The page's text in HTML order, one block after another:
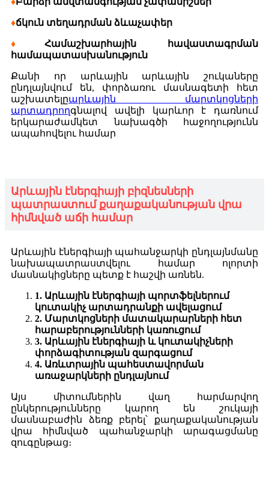
♦ճկուն տեղադրման ձևաչափեր
♦ Համաշխարհային հավաստագրման
համապատասխանություն
Քանի որ արևային արևային շուկաները
ընդլայնվում են, փորձառու մասնագետի հետ
աշխատելըարևային մարտկոցների
արտադրողգնալով ավելի կարևոր է դառնում
երկարաժամկետ նախագծի հաջողությունն
ապահովելու համար
Արևային էներգիայի բիզնեսների
պատրաստում քաղաքականության վրա
հիմնված աճի համար
Արևային էներգիայի պահանջարկի ընդլայնմանը
նախապատրաստվելու համար ոլորտի
մասնակիցները պետք է հաշվի առնեն.
1. Արևային էներգիայի պորտֆելներում
կուտակիչ արտադրանքի ավելացում
2. Մարտկոցների մատակարարների հետ
հարաբերությունների կառուցում
3. Արևային էներգիայի և կուտակիչների
փորձագիտության զարգացում
4. Առևտրային պահեստավորման
առաջարկների ընդլայնում
Այս միտումներին վաղ հարմարվող
ընկերությունները կարող են շուկայի
մասնաբաժին ձեռք բերել՝ քաղաքականության
վրա հիմնված պահանջարկի արագացմանը
զուգընթաց։